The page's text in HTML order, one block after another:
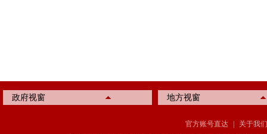
政府视窗 地方视窗
官方账号直达
关于我们